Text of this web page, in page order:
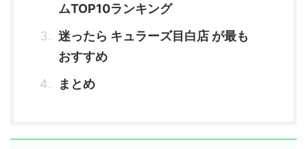
ムTOP10ランキング
迷ったら キュラーズ目白店 が最も
おすすめ
まとめ